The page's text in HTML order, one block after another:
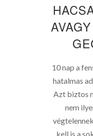
10 nap a
hatalmas
Azt biztos
nem
kell is a